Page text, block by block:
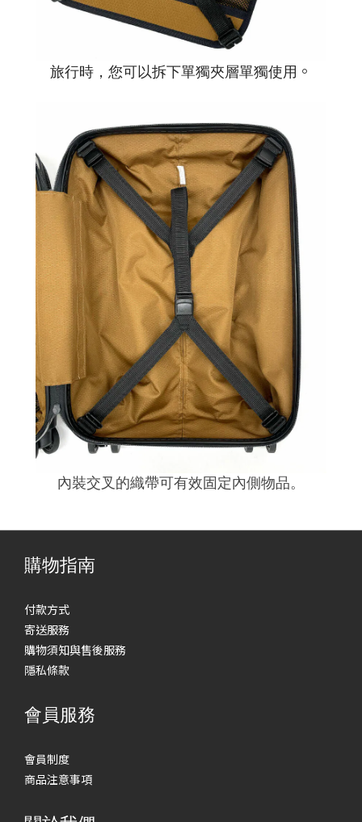
旅行時，您可以拆下單獨夾層單獨使用 。
內裝交叉的織帶可有效固定內側物品。
購物指南
付款方式
寄送服務
購物須知與售後服務
隱私條款
會員服務
會員制度
商品注意事項